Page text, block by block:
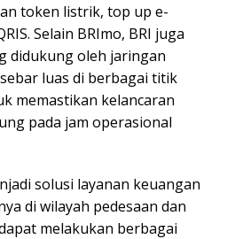
token listrik, top up e-
Selain BRImo, BRI juga
didukung oleh jaringan
luas di berbagai titik
memastikan kelancaran
pada jam operasional
solusi layanan keuangan
di wilayah pedesaan dan
melakukan berbagai